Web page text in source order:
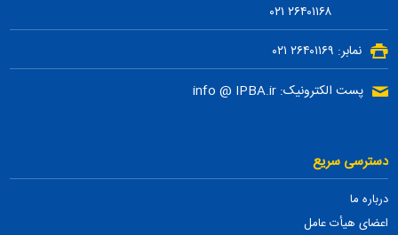
۲۶۴۰۱۱۶۸ ۰۲۱
نمابر: ۲۶۴۰۱۱۶۹ ۰۲۱
پست الکترونیک: info @ IPBA.ir
دسترسی سریع
درباره ما
اعضای هیأت عامل